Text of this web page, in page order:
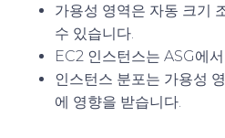
가용성 영역은 자동 크기
수 있습니다.
EC2 인스턴스는 ASG에
인스턴스 분포는 가용성
에 영향을 받습니다.